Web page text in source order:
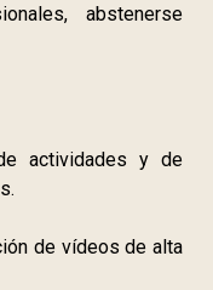
abstenerse
actividades y de
de vídeos de alta